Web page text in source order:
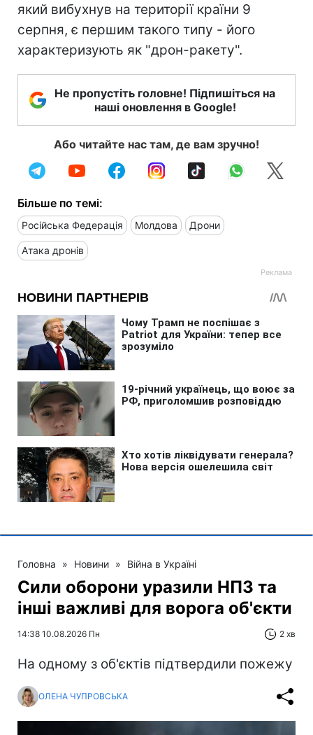
який вибухнув на території країни 9
серпня, є першим такого типу - його
характеризують як "дрон-ракету".
Не пропустіть головне! Підпишіться на
наші оновлення в Google!
Або читайте нас там, де вам зручно!
Більше по темі:
Російська Федерація Молдова Дрони
Атака дронів
Головна » Новини » Війна в Україні
Сили оборони уразили НПЗ та
інші важливі для ворога об'єкти
14:38 10.08.2026 Пн 2 хв
На одному з об'єктів підтвердили пожежу
ОЛЕНА ЧУПРОВСЬКА